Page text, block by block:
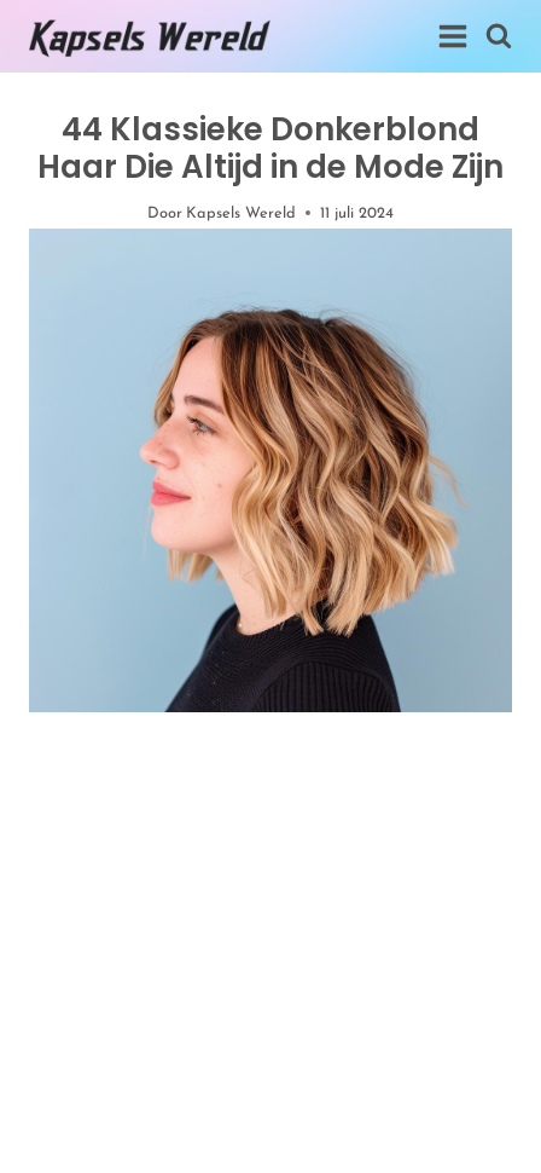
naar
inhoud
44 Klassieke Donkerblond
Haar Die Altijd in de Mode Zijn
Door Kapsels Wereld 11 juli 2024